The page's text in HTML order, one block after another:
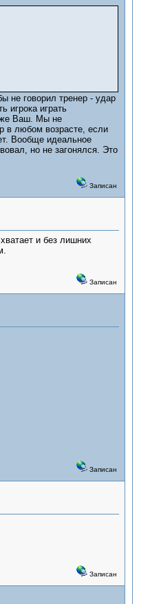
не говорил тренер - удар
игрока играть
Ваш. Мы не
в любом возрасте, если
Вообще идеальное
но не загонялся. Это
Записан
и без лишних
Записан
Записан
Записан